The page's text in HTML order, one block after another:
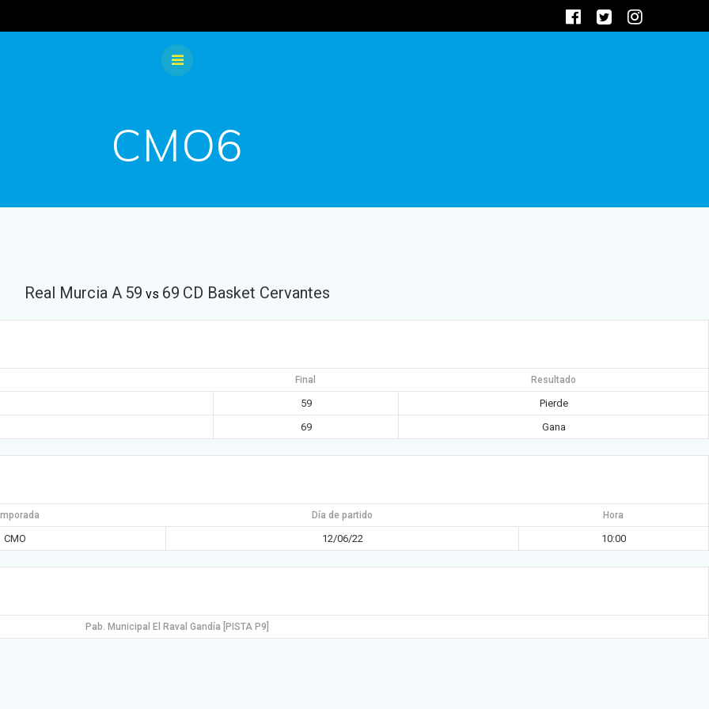
CMO6
Real Murcia A 59 vs 69 CD Basket Cervantes
Final Resultado
59
Pierde
69 Gana
Día de partido Hora
CMO 12/06/22 10:00
Pab. Municipal El Raval Gandía [PISTA P9]